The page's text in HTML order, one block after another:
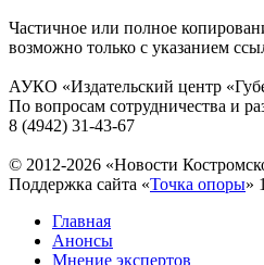
Частичное или полное
возможно только с указанием
АУКО «Издательский центр
По вопросам сотрудничества и
8 (4942) 31-43-67
© 2012-2026 «Новости
Поддержка сайта «Точка опоры»
Главная
Анонсы
Мнение экспертов